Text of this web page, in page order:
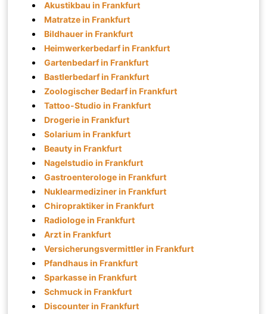
Akustikbau in Frankfurt
Matratze in Frankfurt
Bildhauer in Frankfurt
Heimwerkerbedarf in Frankfurt
Gartenbedarf in Frankfurt
Bastlerbedarf in Frankfurt
Zoologischer Bedarf in Frankfurt
Tattoo-Studio in Frankfurt
Drogerie in Frankfurt
Solarium in Frankfurt
Beauty in Frankfurt
Nagelstudio in Frankfurt
Gastroenterologe in Frankfurt
Nuklearmediziner in Frankfurt
Chiropraktiker in Frankfurt
Radiologe in Frankfurt
Arzt in Frankfurt
Versicherungsvermittler in Frankfurt
Pfandhaus in Frankfurt
Sparkasse in Frankfurt
Schmuck in Frankfurt
Discounter in Frankfurt